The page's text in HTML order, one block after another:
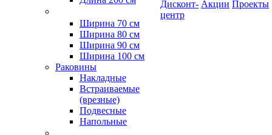
Ширина 70 см
Ширина 80 см
Ширина 90 см
Ширина 100 см
Раковины
Накладные
Встраиваемые
(врезные)
Подвесные
Напольные
Дисконт-
центр
Акции Проекты